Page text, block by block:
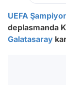
UEFA
deplasmanda
Galatasaray